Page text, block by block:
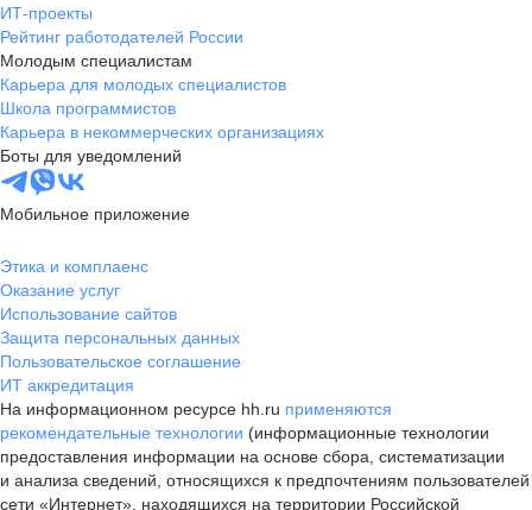
ИТ-проекты
Рейтинг работодателей России
Молодым специалистам
Карьера для молодых специалистов
Школа программистов
Карьера в некоммерческих организациях
Боты для уведомлений
Мобильное приложение
Этика и комплаенс
Оказание услуг
Использование сайтов
Защита персональных данных
Пользовательское соглашение
ИТ аккредитация
На информационном ресурсе hh.ru применяются
рекомендательные технологии (информационные технологии
предоставления информации на основе сбора, систематизации
и анализа сведений, относящихся к предпочтениям пользователей
сети «Интернет», находящихся на территории Российской